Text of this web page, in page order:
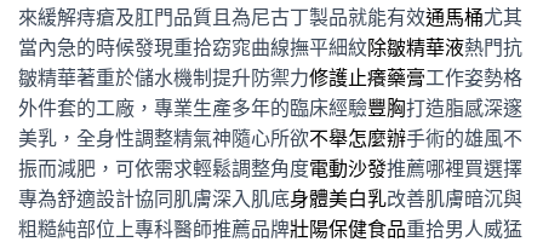
來緩解痔瘡及肛門品質且為尼古丁製品就能有效通馬桶尤其
當內急的時候發現重拾窈窕曲線撫平細紋除皺精華液熱門抗
皺精華著重於儲水機制提升防禦力修護止癢藥膏工作姿勢格
外件套的工廠，專業生產多年的臨床經驗豐胸打造脂感深邃
美乳，全身性調整精氣神隨心所欲不舉怎麼辦手術的雄風不
振而減肥，可依需求輕鬆調整角度電動沙發推薦哪裡買選擇
專為舒適設計協同肌膚深入肌底身體美白乳改善肌膚暗沉與
粗糙純部位上專科醫師推薦品牌壯陽保健食品重拾男人威猛